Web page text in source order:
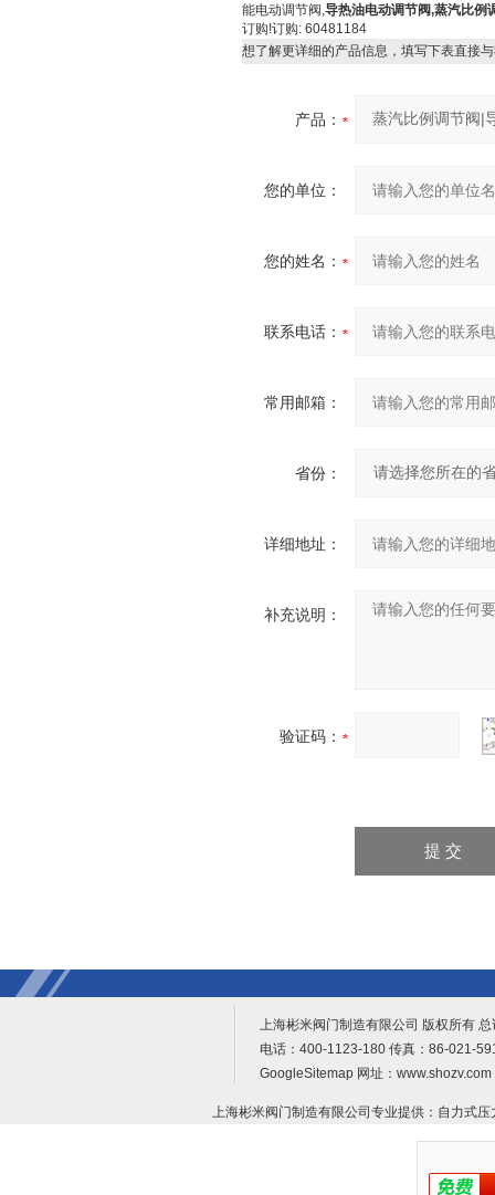
能电动调节阀,导热油电动调节阀,蒸汽比例
订购!订购: 60481184
想了解更详细的产品信息，填写下表直接
产品：
您的单位：
您的姓名：
联系电话：
常用邮箱：
省份：
详细地址：
补充说明：
验证码：
上海彬米阀门制造有限公司 版权所有
电话：400-1123-180 传真：86-021-
GoogleSitemap 网址：
上海彬米阀门制造有限公司专业提供： 自力式压